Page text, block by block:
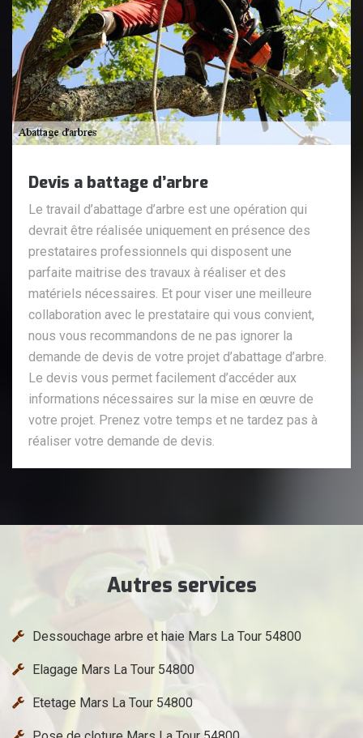
Devis a battage d’arbre
Le travail d’abattage d’arbre est une opération qui
devrait être réalisée uniquement en présence des
prestataires professionnels qui disposent une
parfaite maitrise des travaux à réaliser et des
matériels nécessaires. Et pour viser une meilleure
collaboration avec le prestataire qui vous convient,
nous vous recommandons de ne pas ignorer la
demande de devis de votre projet d’abattage d’arbre.
Le devis vous permet facilement d’accéder aux
informations nécessaires sur la mise en œuvre de
votre projet. Prenez votre temps et ne tardez pas à
réaliser votre demande de devis.
Autres services
Dessouchage arbre et haie Mars La Tour 54800
Elagage Mars La Tour 54800
Etetage Mars La Tour 54800